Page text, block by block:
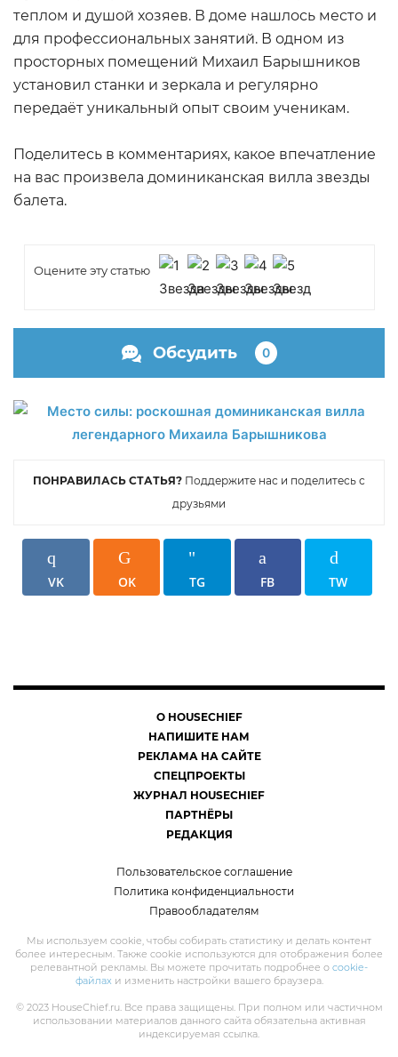
теплом и душой хозяев. В доме нашлось место и
для профессиональных занятий. В одном из
просторных помещений Михаил Барышников
установил станки и зеркала и регулярно
передаёт уникальный опыт своим ученикам.
Поделитесь в комментариях, какое впечатление
на вас произвела доминиканская вилла звезды
балета.
Оцените эту статью
Обсудить 0
ПОНРАВИЛАСЬ СТАТЬЯ? Поддержите нас и поделитесь с
друзьями
VK OK TG FB TW
О HOUSECHIEF
НАПИШИТЕ НАМ
РЕКЛАМА НА САЙТЕ
СПЕЦПРОЕКТЫ
ЖУРНАЛ HOUSECHIEF
ПАРТНЁРЫ
РЕДАКЦИЯ
Пользовательское соглашение
Политика конфиденциальности
Правообладателям
Мы используем cookie, чтобы собирать статистику и делать контент
более интересным. Также cookie используются для отображения более
релевантной рекламы. Вы можете прочитать подробнее о cookie-
файлахи изменить настройки вашего браузера.
© 2023 HouseChief.ru. Все права защищены. При полном или частичном
использовании материалов данного сайта обязательна активная
индексируемая ссылка.